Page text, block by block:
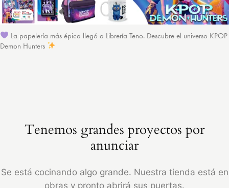
La papelería más épica llegó a Librería Teno. Descubre el universo KPOP
Demon Hunters
Tenemos grandes proyectos por
anunciar
Se está cocinando algo grande. Nuestra tienda está en
obras y pronto abrirá sus puertas.